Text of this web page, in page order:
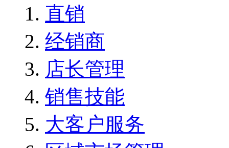
直销
经销商
店长管理
销售技能
大客户服务